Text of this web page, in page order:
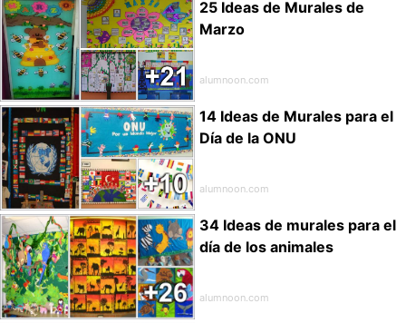
25 Ideas de Murales de
Marzo
alumnoon.com
14 Ideas de Murales para el
Día de la ONU
alumnoon.com
34 Ideas de murales para el
día de los animales
alumnoon.com